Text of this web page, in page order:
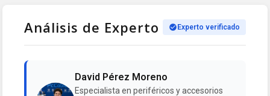
Análisis de Experto Experto verificado
David Pérez Moreno
Especialista en periféricos y accesorios